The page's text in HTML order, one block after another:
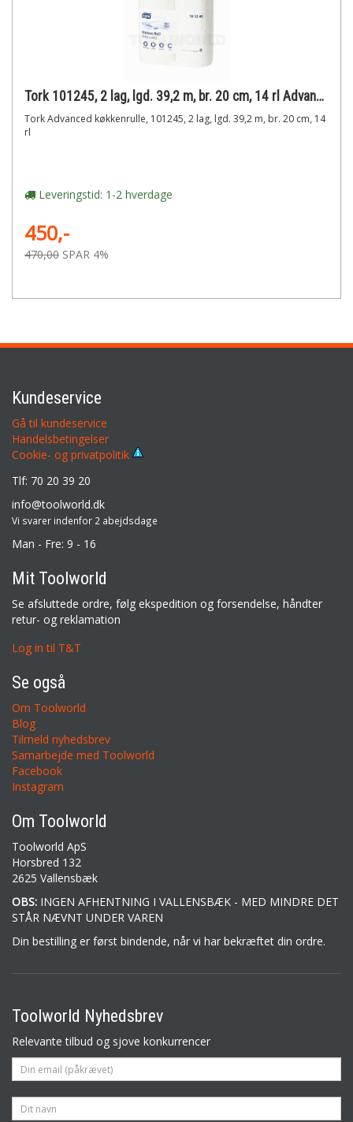
Tork 101245, 2 lag, lgd. 39,2 m, br. 20 cm, 14 rl Advanced køkkenrulle,
Tork Advanced køkkenrulle, 101245, 2 lag, lgd. 39,2 m, br. 20 cm, 14
rl
Leveringstid: 1-2 hverdage
450,-
470,00 SPAR 4%
Kundeservice
Gå til kundeservice
Handelsbetingelser
Cookie- og privatpolitik
Tlf: 70 20 39 20
info@toolworld.dk
Vi svarer indenfor 2 abejdsdage
Man - Fre: 9 - 16
Mit Toolworld
Se afsluttede ordre, følg ekspedition og forsendelse, håndter
retur- og reklamation
Log in til T&T
Se også
Om Toolworld
Blog
Tilmeld nyhedsbrev
Samarbejde med Toolworld
Facebook
Instagram
Om Toolworld
Toolworld ApS
Horsbred 132
2625 Vallensbæk
OBS: INGEN AFHENTNING I VALLENSBÆK - MED MINDRE DET
STÅR NÆVNT UNDER VAREN
Din bestilling er først bindende, når vi har bekræftet din ordre.
Toolworld Nyhedsbrev
Relevante tilbud og sjove konkurrencer